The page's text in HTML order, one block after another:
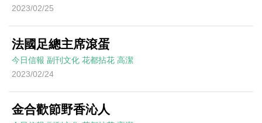
2023/02/25
法國足總主席滾蛋
今日信報 副刊文化 花都拈花 高潔
2023/02/24
金合歡節野香沁人